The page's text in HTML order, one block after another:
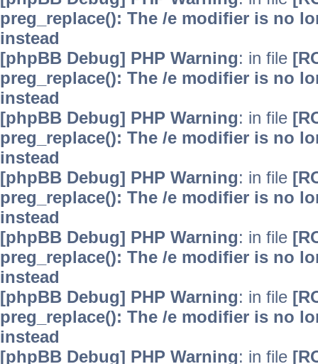
preg_replace(): The /e modifier is no
instead
[phpBB Debug] PHP Warning: in file
preg_replace(): The /e modifier is no
instead
[phpBB Debug] PHP Warning: in file
preg_replace(): The /e modifier is no
instead
[phpBB Debug] PHP Warning: in file
preg_replace(): The /e modifier is no
instead
[phpBB Debug] PHP Warning: in file
preg_replace(): The /e modifier is no
instead
[phpBB Debug] PHP Warning: in file
preg_replace(): The /e modifier is no
instead
[phpBB Debug] PHP Warning: in file